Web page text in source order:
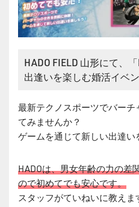
HADO FIELD 山形にて、
出逢いを楽しむ婚活イベ
最新テクノスポーツでバー
てみませんか？
ゲームを通じて新しい出達い
HADOは、男女年齢の力の差
ので初めてでも安心です。
スタッフがていねいに教えま